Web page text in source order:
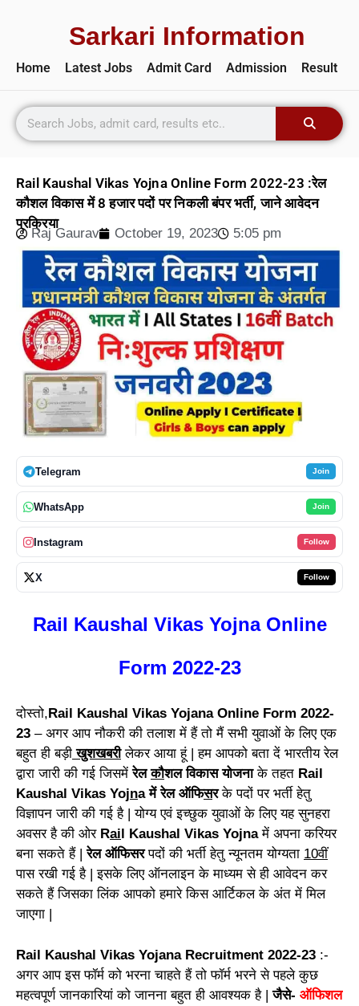
Sarkari Information
Home Latest Jobs Admit Card Admission Result
Rail Kaushal Vikas Yojna Online Form 2022-23 :रेल
कौशल विकास में 8 हजार पदों पर निकली बंपर भर्ती, जाने आवेदन
प्रक्रिया
Raj Gaurav October 19, 2023 5:05 pm
Telegram Join
WhatsApp Join
Instagram Follow
X Follow
Rail Kaushal Vikas Yojna Online
Form 2022-23
दोस्तो,Rail Kaushal Vikas Yojana Online Form 2022-
23 – अगर आप नौकरी की तलाश में हैं तो मैं सभी युवाओं के लिए एक
बहुत ही बड़ी खुशखबरीलेकर आया हूं | हम आपको बता दें भारतीय रेल
द्वारा जारी की गई जिसमेंरेलकौशल विकास योजनाके तहत Rail
Kaushal Vikas Yojna में रेल ऑफिसरके पदों पर भर्ती हेतु
विज्ञापन जारी की गई है | योग्य एवं इच्छुक युवाओं के लिए यह सुनहरा
अवसर है की ओर Rail Kaushal Vikas Yojnaमें अपना करियर
बना सकते हैं | रेल ऑफिसरपदों की भर्ती हेतु न्यूनतम योग्यता 10वीं
पास रखी गई है | इसके लिए ऑनलाइन के माध्यम से ही आवेदन कर
सकते हैं जिसका लिंक आपको हमारे किस आर्टिकल के अंत में मिल
जाएगा |
Rail Kaushal Vikas Yojana Recruitment 2022-23 :-
अगर आप इस फॉर्म को भरना चाहते हैं तो फॉर्म भरने से पहले कुछ
महत्वपूर्ण जानकारियां को जानना बहुत ही आवश्यक है | जैसे- ऑफिशल